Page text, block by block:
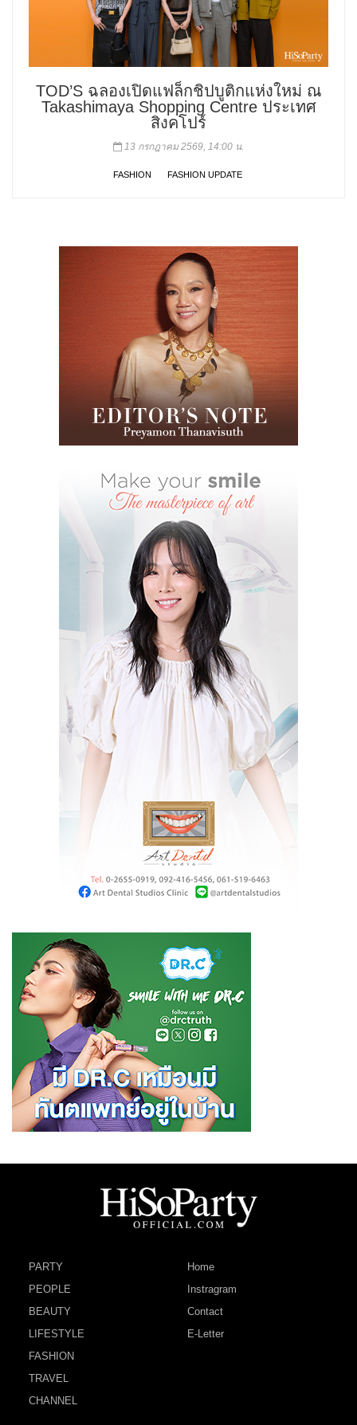
TOD’S ฉลองเปิดแฟล็กชิปบูติกแห่งใหม่ ณ
Takashimaya Shopping Centre ประเทศ
สิงคโปร์
13 กรกฎาคม 2569, 14:00 น.
FASHION FASHION UPDATE
PARTY
PEOPLE
BEAUTY
LIFESTYLE
FASHION
TRAVEL
CHANNEL
Home
Instragram
Contact
E-Letter